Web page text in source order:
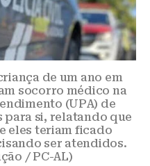
de um ano em
socorro médico na
(UPA) de
para si, relatando que
eles teriam ficado
ser atendidos.
/ PC-AL)